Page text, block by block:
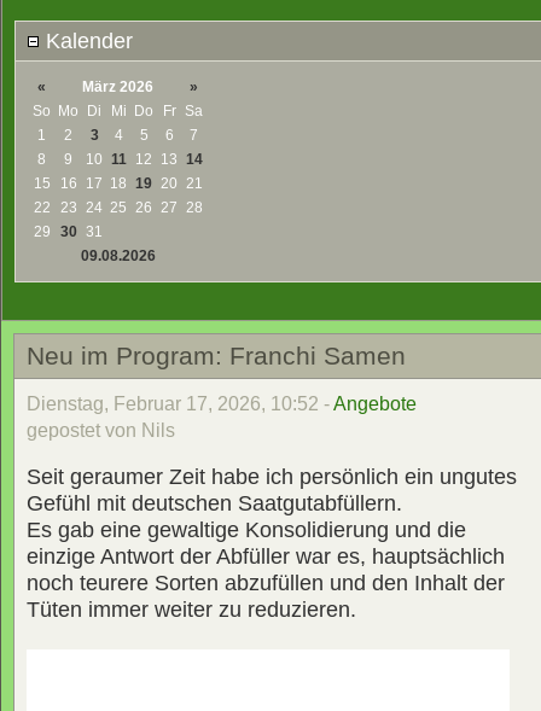
Kalender
« März 2026
»
So Mo Di Mi Do Fr
Sa
1
2 3 4 5 6
7
8
9 10 11 12 13 14
15
16 17 18 19 20 21
22
23 24 25 26 27 28
29
30 31
09.08.2026
Neu im Program: Franchi Samen
Dienstag, Februar 17, 2026, 10:52 -Angebote
gepostet von Nils
Seit geraumer Zeit habe ich persönlich ein ungutes
Gefühl mit deutschen Saatgutabfüllern.
Es gab eine gewaltige Konsolidierung und die
einzige Antwort der Abfüller war es, hauptsächlich
noch teurere Sorten abzufüllen und den Inhalt der
Tüten immer weiter zu reduzieren.